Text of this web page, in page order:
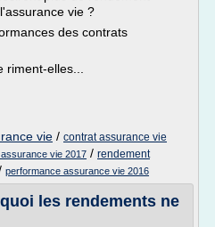
vie ?
des contrats
elles...
vie / contrat assurance vie
vie 2017 / rendement
performance assurance vie 2016
les rendements ne